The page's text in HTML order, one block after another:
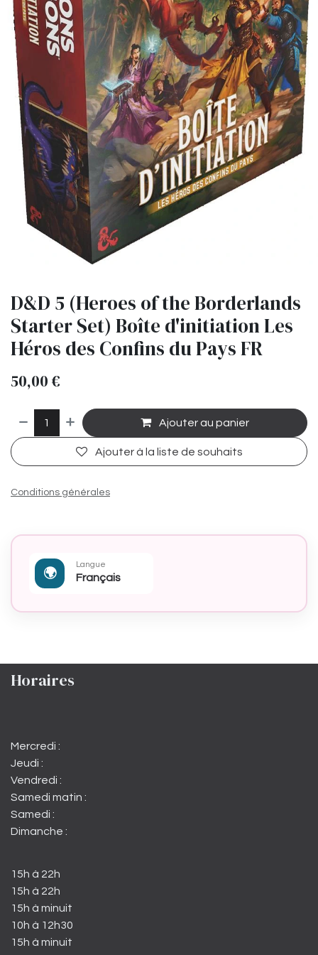
D&D 5 (Heroes of the Borderlands
Starter Set) Boîte d'initiation Les
Héros des Confins du Pays FR
50,00 €
Ajouter au panier
Ajouter à la liste de souhaits
Conditions générales
🌍
Langue
Français
Horaires
Mercredi :
Jeudi :
Vendredi :
Samedi matin :
Samedi :
Dimanche :
15h à 22h
15h à 22h
15h à minuit
10h à 12h30
15h à minuit